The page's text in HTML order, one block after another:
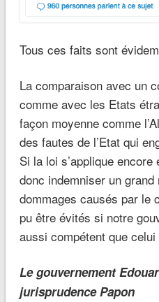
Tous ces faits sont
La comparaison avec un
comme avec les Etats
façon moyenne comme
des fautes de l’Etat qui
Si la loi s’applique
donc indemniser un
dommages causés par le
pu être évités si notre
aussi compétent que celui
Le gouvernement
jurisprudence Papon